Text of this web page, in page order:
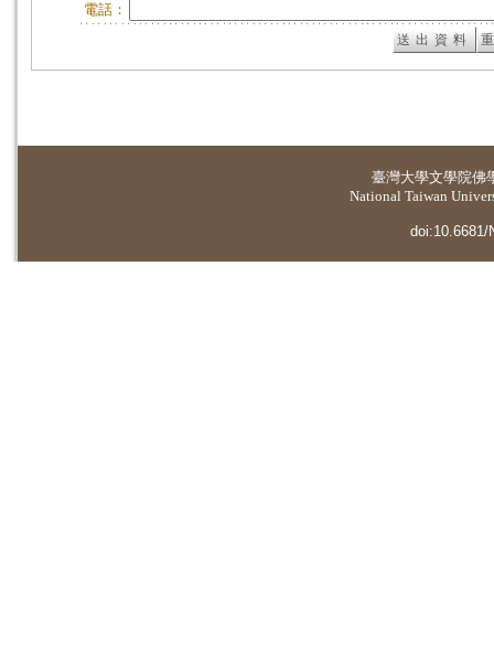
電話：
臺灣大學文學院佛
National Taiwan
doi:10.6681/